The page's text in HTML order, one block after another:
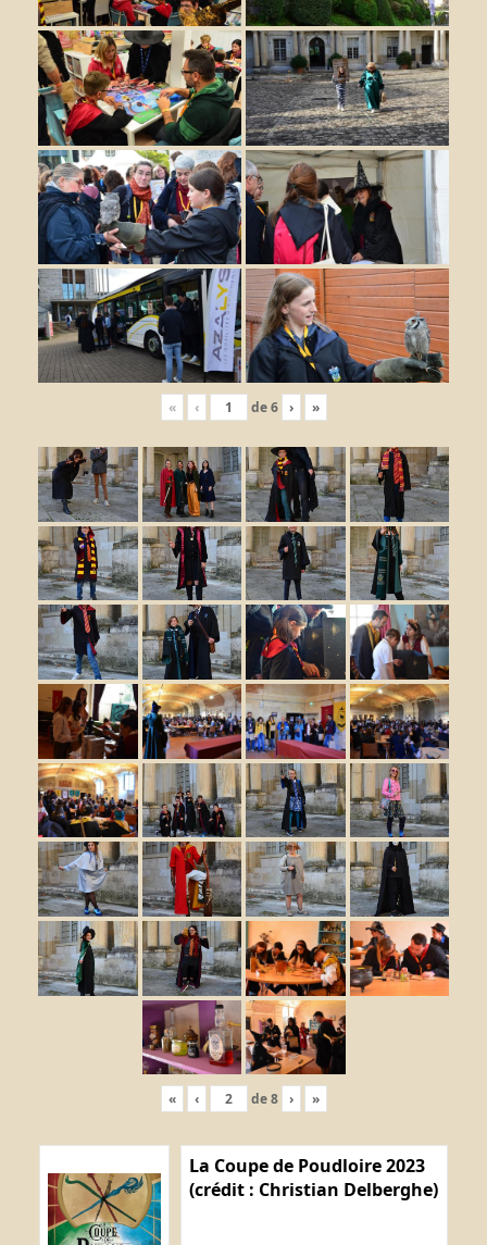
« ‹ de6 › »
« ‹ de8 › »
La Coupe de Poudloire 2023
(crédit : Christian Delberghe)